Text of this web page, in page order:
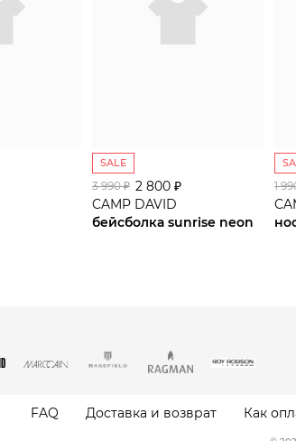
SALE
3 990 ₽ 2 800 ₽
CAMP DAVID
бейсболка sunrise neon
1
FAQ Доставка и возврат Как